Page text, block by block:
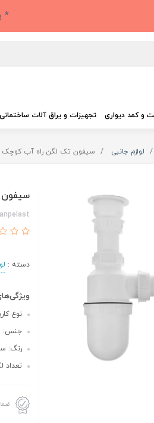
*
و کمد دیواری تجهیزات و یراق آلات ساختمانی
لوازم جانبی سیفون تک لگن راه آب
دسته :
نوع
جنس:
رنگ:
تعداد